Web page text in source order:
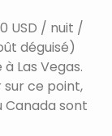
USD / nuit /
déguisé)
Las Vegas.
sur ce point,
Canada sont